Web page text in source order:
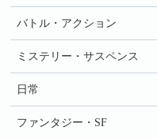
バトル・アクション
ミステリー・サスペンス
日常
ファンタジー・SF